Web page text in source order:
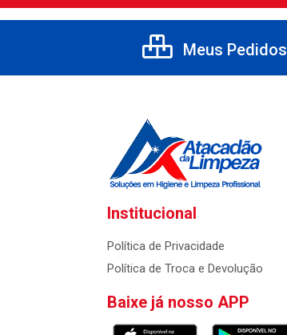
Meus Pedidos
Institucional
Política de Privacidade
Política de Troca e Devolução
Baixe já nosso APP